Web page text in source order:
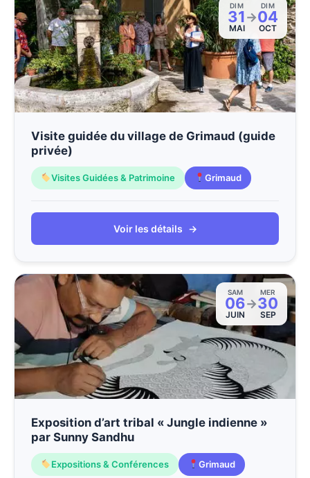
DIM
31
MAI
→
DIM
04
OCT
Visite guidée du village de Grimaud (guide
privée)
Visites Guidées & Patrimoine Grimaud
Voir les détails →
SAM
06
JUIN
→
MER
30
SEP
Exposition d’art tribal « Jungle indienne »
par Sunny Sandhu
Expositions & Conférences Grimaud